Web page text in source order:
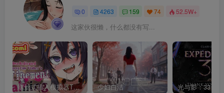
0 4263 159 74 52.5W+
这家伙很懒，什么都没有写...
螺丝式插入模拟器TMA02 少妇白洁